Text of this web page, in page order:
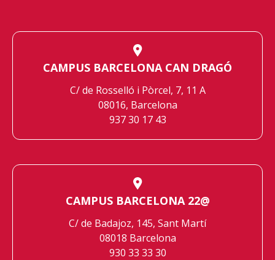
CAMPUS BARCELONA CAN DRAGÓ
C/ de Rosselló i Pòrcel, 7, 11 A
08016, Barcelona
937 30 17 43
CAMPUS BARCELONA 22@
C/ de Badajoz, 145, Sant Martí
08018 Barcelona
930 33 33 30